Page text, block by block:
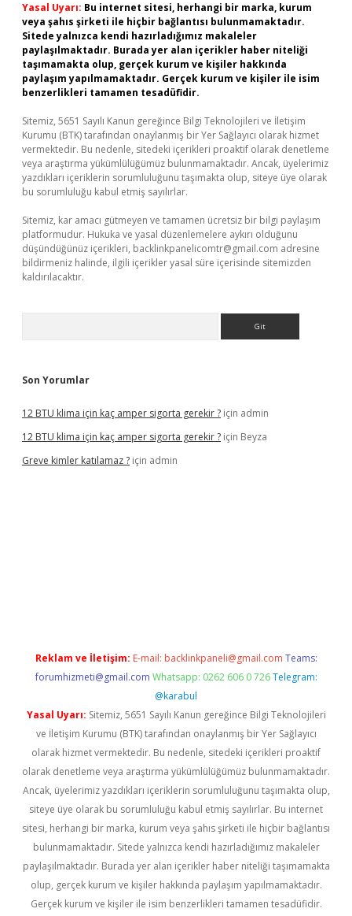
Yasal Uyarı: Bu internet sitesi, herhangi bir marka, kurum
veya şahıs şirketi ile hiçbir bağlantısı bulunmamaktadır.
Sitede yalnızca kendi hazırladığımız makaleler
paylaşılmaktadır. Burada yer alan içerikler haber niteliği
taşımamakta olup, gerçek kurum ve kişiler hakkında
paylaşım yapılmamaktadır. Gerçek kurum ve kişiler ile isim
benzerlikleri tamamen tesadüfidir.
Sitemiz, 5651 Sayılı Kanun gereğince Bilgi Teknolojileri ve İletişim
Kurumu (BTK) tarafından onaylanmış bir Yer Sağlayıcı olarak hizmet
vermektedir. Bu nedenle, sitedeki içerikleri proaktif olarak denetleme
veya araştırma yükümlülüğümüz bulunmamaktadır. Ancak, üyelerimiz
yazdıkları içeriklerin sorumluluğunu taşımakta olup, siteye üye olarak
bu sorumluluğu kabul etmiş sayılırlar.
Sitemiz, kar amacı gütmeyen ve tamamen ücretsiz bir bilgi paylaşım
platformudur. Hukuka ve yasal düzenlemelere aykırı olduğunu
düşündüğünüz içerikleri, backlinkpanelicomtr@gmail.com adresine
bildirmeniz halinde, ilgili içerikler yasal süre içerisinde sitemizden
kaldırılacaktır.
Son Yorumlar
12 BTU klima için kaç amper sigorta gerekir ? için admin
12 BTU klima için kaç amper sigorta gerekir ? için Beyza
Greve kimler katılamaz ? için admin
Reklam ve İletişim: E-mail: backlinkpaneli@gmail.com Teams:
forumhizmeti@gmail.com Whatsapp: 0262 606 0 726 Telegram:
@karabul
Yasal Uyarı: Sitemiz, 5651 Sayılı Kanun gereğince Bilgi Teknolojileri
ve İletişim Kurumu (BTK) tarafından onaylanmış bir Yer Sağlayıcı
olarak hizmet vermektedir. Bu nedenle, sitedeki içerikleri proaktif
olarak denetleme veya araştırma yükümlülüğümüz bulunmamaktadır.
Ancak, üyelerimiz yazdıkları içeriklerin sorumluluğunu taşımakta olup,
siteye üye olarak bu sorumluluğu kabul etmiş sayılırlar. Bu internet
sitesi, herhangi bir marka, kurum veya şahıs şirketi ile hiçbir bağlantısı
bulunmamaktadır. Sitede yalnızca kendi hazırladığımız makaleler
paylaşılmaktadır. Burada yer alan içerikler haber niteliği taşımamakta
olup, gerçek kurum ve kişiler hakkında paylaşım yapılmamaktadır.
Gerçek kurum ve kişiler ile isim benzerlikleri tamamen tesadüfidir.